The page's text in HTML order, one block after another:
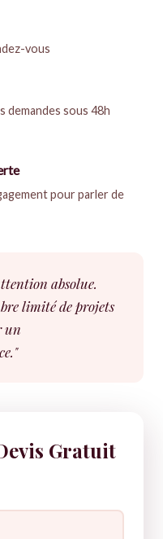
vous
demandes sous 48h
pour parler de
absolue.
limité de projets
un
Gratuit